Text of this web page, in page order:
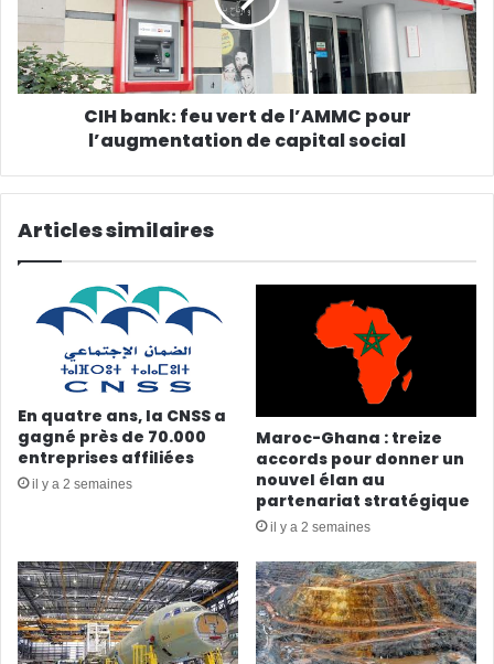
CIH bank: feu vert de l’AMMC pour
l’augmentation de capital social
Articles similaires
En quatre ans, la CNSS a
gagné près de 70.000
entreprises affiliées
il y a 2 semaines
Maroc-Ghana : treize
accords pour donner un
nouvel élan au
partenariat stratégique
il y a 2 semaines